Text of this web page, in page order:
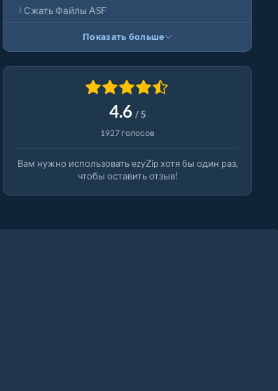
Сжать Файлы ASF
Показать больше
4.6 / 5
1927 голосов
Вам нужно использовать ezyZip хотя бы один раз,
чтобы оставить отзыв!